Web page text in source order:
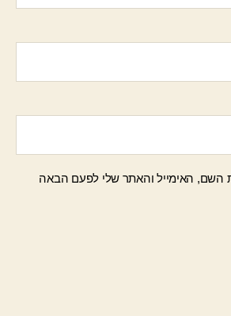
השם, האימייל והאתר שלי לפעם הבאה